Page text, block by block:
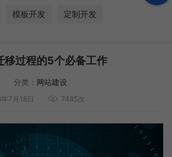
模板开发 定制开发
移过程的5个必备工作
分类： 网站建设
7月18日 7485次